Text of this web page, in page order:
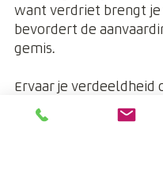
want verdriet brengt je
bevordert de
gemis.
Ervaar je verdeeldheid
tegen iets of iemand
bedoelt? Heb je